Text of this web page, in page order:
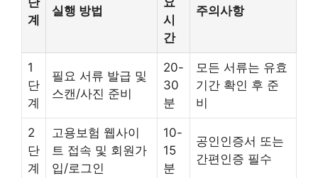
계
실행 방법
시
간
주의사항
1
단
계
필요 서류 발급 및
스캔/사진 준비
20-
30
분
모든 서류는 유효
기간 확인 후 준
비
2
단
계
고용보험 웹사이
트 접속 및 회원가
입/로그인
10-
15
분
공인인증서 또는
간편인증 필수